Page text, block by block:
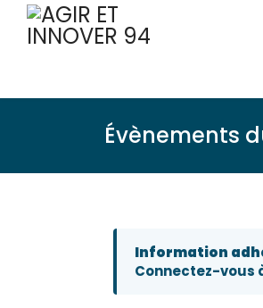
Évènements
Information
Connectez-vous